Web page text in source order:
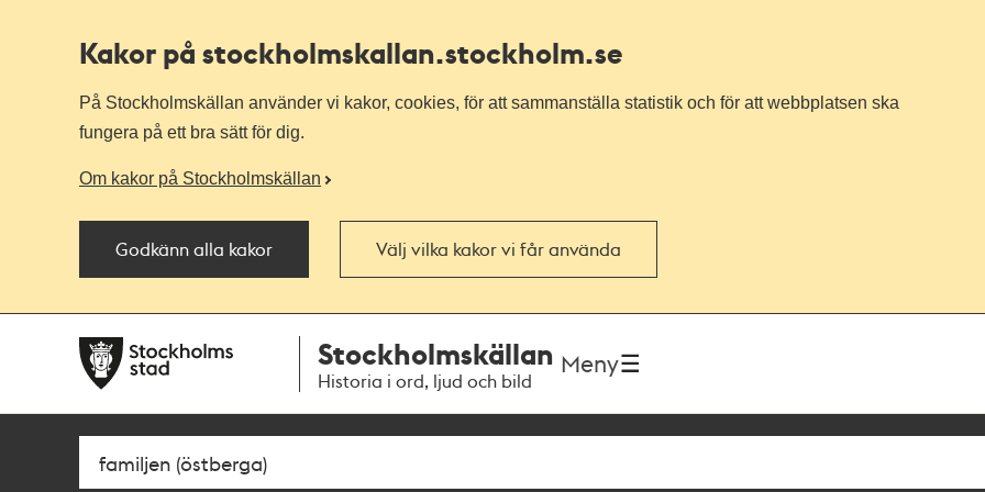
Kakor på stockholmskallan.stockholm.se
På Stockholmskällan använder vi kakor, cookies, för att sammanställa statistik och för att webbplatsen ska
fungera på ett bra sätt för dig.
Om kakor på Stockholmskällan
Godkänn alla kakor Välj vilka kakor vi får använda
navigationen
huvudinnehållet
Stockholmskällan
Historia i ord, ljud och bild
Meny
Sök